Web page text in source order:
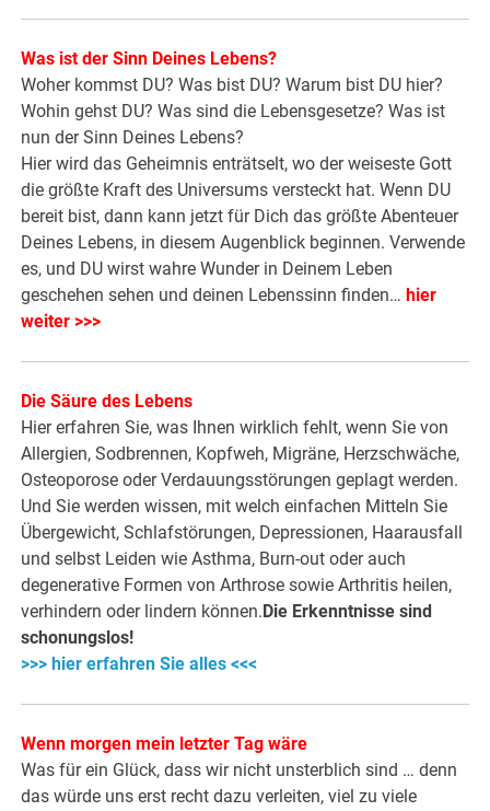
Was ist der Sinn Deines Lebens?
Woher kommst DU? Was bist DU? Warum bist DU hier?
Wohin gehst DU? Was sind die Lebensgesetze? Was ist
nun der Sinn Deines Lebens?
Hier wird das Geheimnis enträtselt, wo der weiseste Gott
die größte Kraft des Universums versteckt hat. Wenn DU
bereit bist, dann kann jetzt für Dich das größte Abenteuer
Deines Lebens, in diesem Augenblick beginnen. Verwende
es, und DU wirst wahre Wunder in Deinem Leben
geschehen sehen und deinen Lebenssinn finden… hier
weiter >>>
Die Säure des Lebens
Hier erfahren Sie, was Ihnen wirklich fehlt, wenn Sie von
Allergien, Sodbrennen, Kopfweh, Migräne, Herzschwäche,
Osteoporose oder Verdauungsstörungen geplagt werden.
Und Sie werden wissen, mit welch einfachen Mitteln Sie
Übergewicht, Schlafstörungen, Depressionen, Haarausfall
und selbst Leiden wie Asthma, Burn-out oder auch
degenerative Formen von Arthrose sowie Arthritis heilen,
verhindern oder lindern können. Die Erkenntnisse sind
schonungslos!
>>> hier erfahren Sie alles <<<
Wenn morgen mein letzter Tag wäre
Was für ein Glück, dass wir nicht unsterblich sind … denn
das würde uns erst recht dazu verleiten, viel zu viele